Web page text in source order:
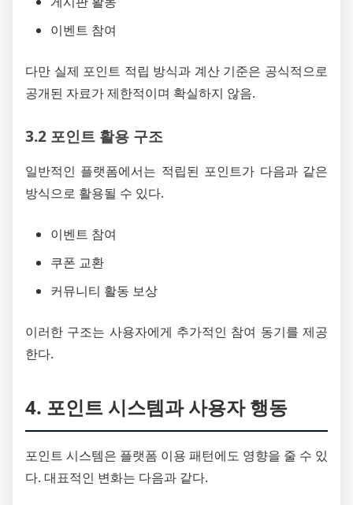
이벤트 참여
다만 실제 포인트 적립 방식과 계산 기준은 공식적으로
공개된 자료가 제한적이며 확실하지 않음.
3.2 포인트 활용 구조
일반적인 플랫폼에서는 적립된 포인트가 다음과 같은
방식으로 활용될 수 있다.
이벤트 참여
쿠폰 교환
커뮤니티 활동 보상
이러한 구조는 사용자에게 추가적인 참여 동기를 제공
한다.
4. 포인트 시스템과 사용자 행동
포인트 시스템은 플랫폼 이용 패턴에도 영향을 줄 수 있
다. 대표적인 변화는 다음과 같다.